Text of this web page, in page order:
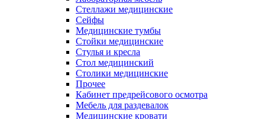
Стеллажи медицинские
Сейфы
Медицинские тумбы
Стойки медицинские
Cтулья и кресла
Стол медицинский
Столики медицинские
Прочее
Кабинет предрейсового осмотра
Мебель для раздевалок
Медицинские кровати